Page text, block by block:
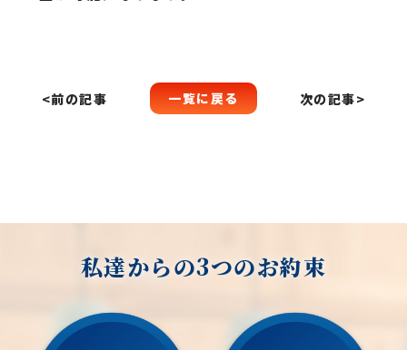
<前の記事 一覧に戻る 次の記事>
私達からの3つのお約束